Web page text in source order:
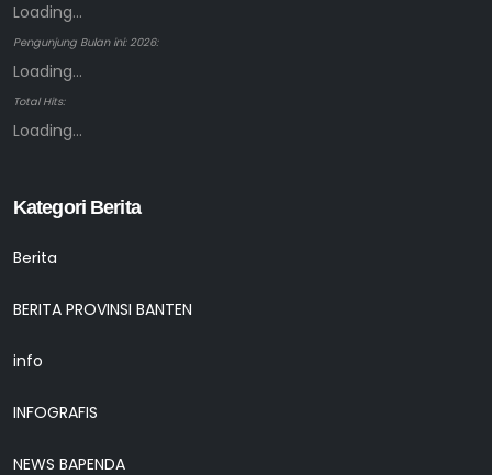
Loading...
Pengunjung Bulan ini: 2026:
Loading...
Total Hits:
Loading...
Kategori Berita
Berita
BERITA PROVINSI BANTEN
info
INFOGRAFIS
NEWS BAPENDA